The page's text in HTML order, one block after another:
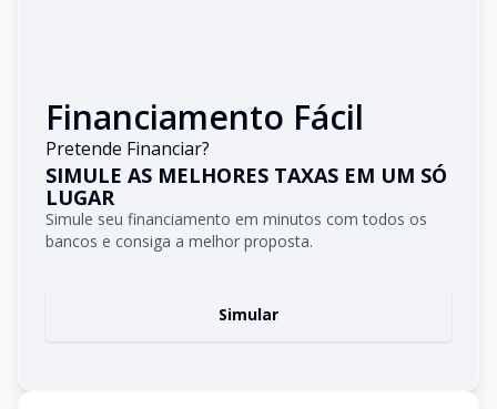
Financiamento Fácil
Pretende Financiar?
SIMULE AS MELHORES TAXAS EM UM SÓ
LUGAR
Simule seu financiamento em minutos com todos os
bancos e consiga a melhor proposta.
Simular